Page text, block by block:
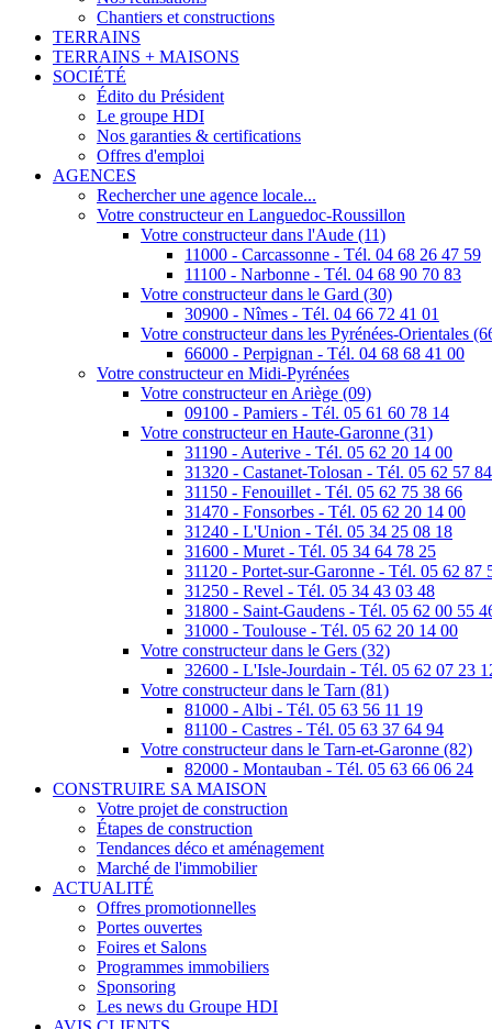
Chantiers et constructions
TERRAINS
TERRAINS + MAISONS
SOCIÉTÉ
Édito du Président
Le groupe HDI
Nos garanties & certifications
Offres d'emploi
AGENCES
Rechercher une agence locale...
Votre constructeur en Languedoc-Roussillon
Votre constructeur dans l'Aude (11)
11000 - Carcassonne - Tél. 04 68 26 47 59
11100 - Narbonne - Tél. 04 68 90 70 83
Votre constructeur dans le Gard (30)
30900 - Nîmes - Tél. 04 66 72 41 01
Votre constructeur dans les Pyrénées-Orientales
66000 - Perpignan - Tél. 04 68 68 41 00
Votre constructeur en Midi-Pyrénées
Votre constructeur en Ariège (09)
09100 - Pamiers - Tél. 05 61 60 78 14
Votre constructeur en Haute-Garonne (31)
31190 - Auterive - Tél. 05 62 20 14 00
31320 - Castanet-Tolosan - Tél. 05 62 57
31150 - Fenouillet - Tél. 05 62 75 38 66
31470 - Fonsorbes - Tél. 05 62 20 14 00
31240 - L'Union - Tél. 05 34 25 08 18
31600 - Muret - Tél. 05 34 64 78 25
31120 - Portet-sur-Garonne - Tél. 05 62 87
31250 - Revel - Tél. 05 34 43 03 48
31800 - Saint-Gaudens - Tél. 05 62 00 55
31000 - Toulouse - Tél. 05 62 20 14 00
Votre constructeur dans le Gers (32)
32600 - L'Isle-Jourdain - Tél. 05 62 07 23
Votre constructeur dans le Tarn (81)
81000 - Albi - Tél. 05 63 56 11 19
81100 - Castres - Tél. 05 63 37 64 94
Votre constructeur dans le Tarn-et-Garonne (82)
82000 - Montauban - Tél. 05 63 66 06 24
CONSTRUIRE SA MAISON
Votre projet de construction
Étapes de construction
Tendances déco et aménagement
Marché de l'immobilier
ACTUALITÉ
Offres promotionnelles
Portes ouvertes
Foires et Salons
Programmes immobiliers
Sponsoring
Les news du Groupe HDI